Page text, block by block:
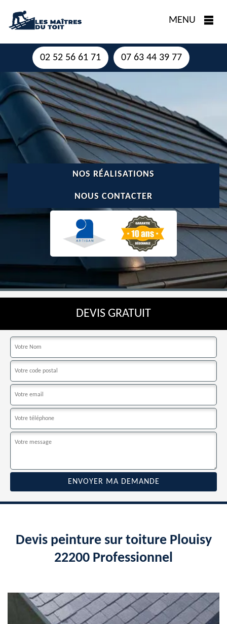
MENU
02 52 56 61 71 07 63 44 39 77
NOS RÉALISATIONS
NOUS CONTACTER
DEVIS GRATUIT
Devis peinture sur toiture Plouisy
22200 Professionnel